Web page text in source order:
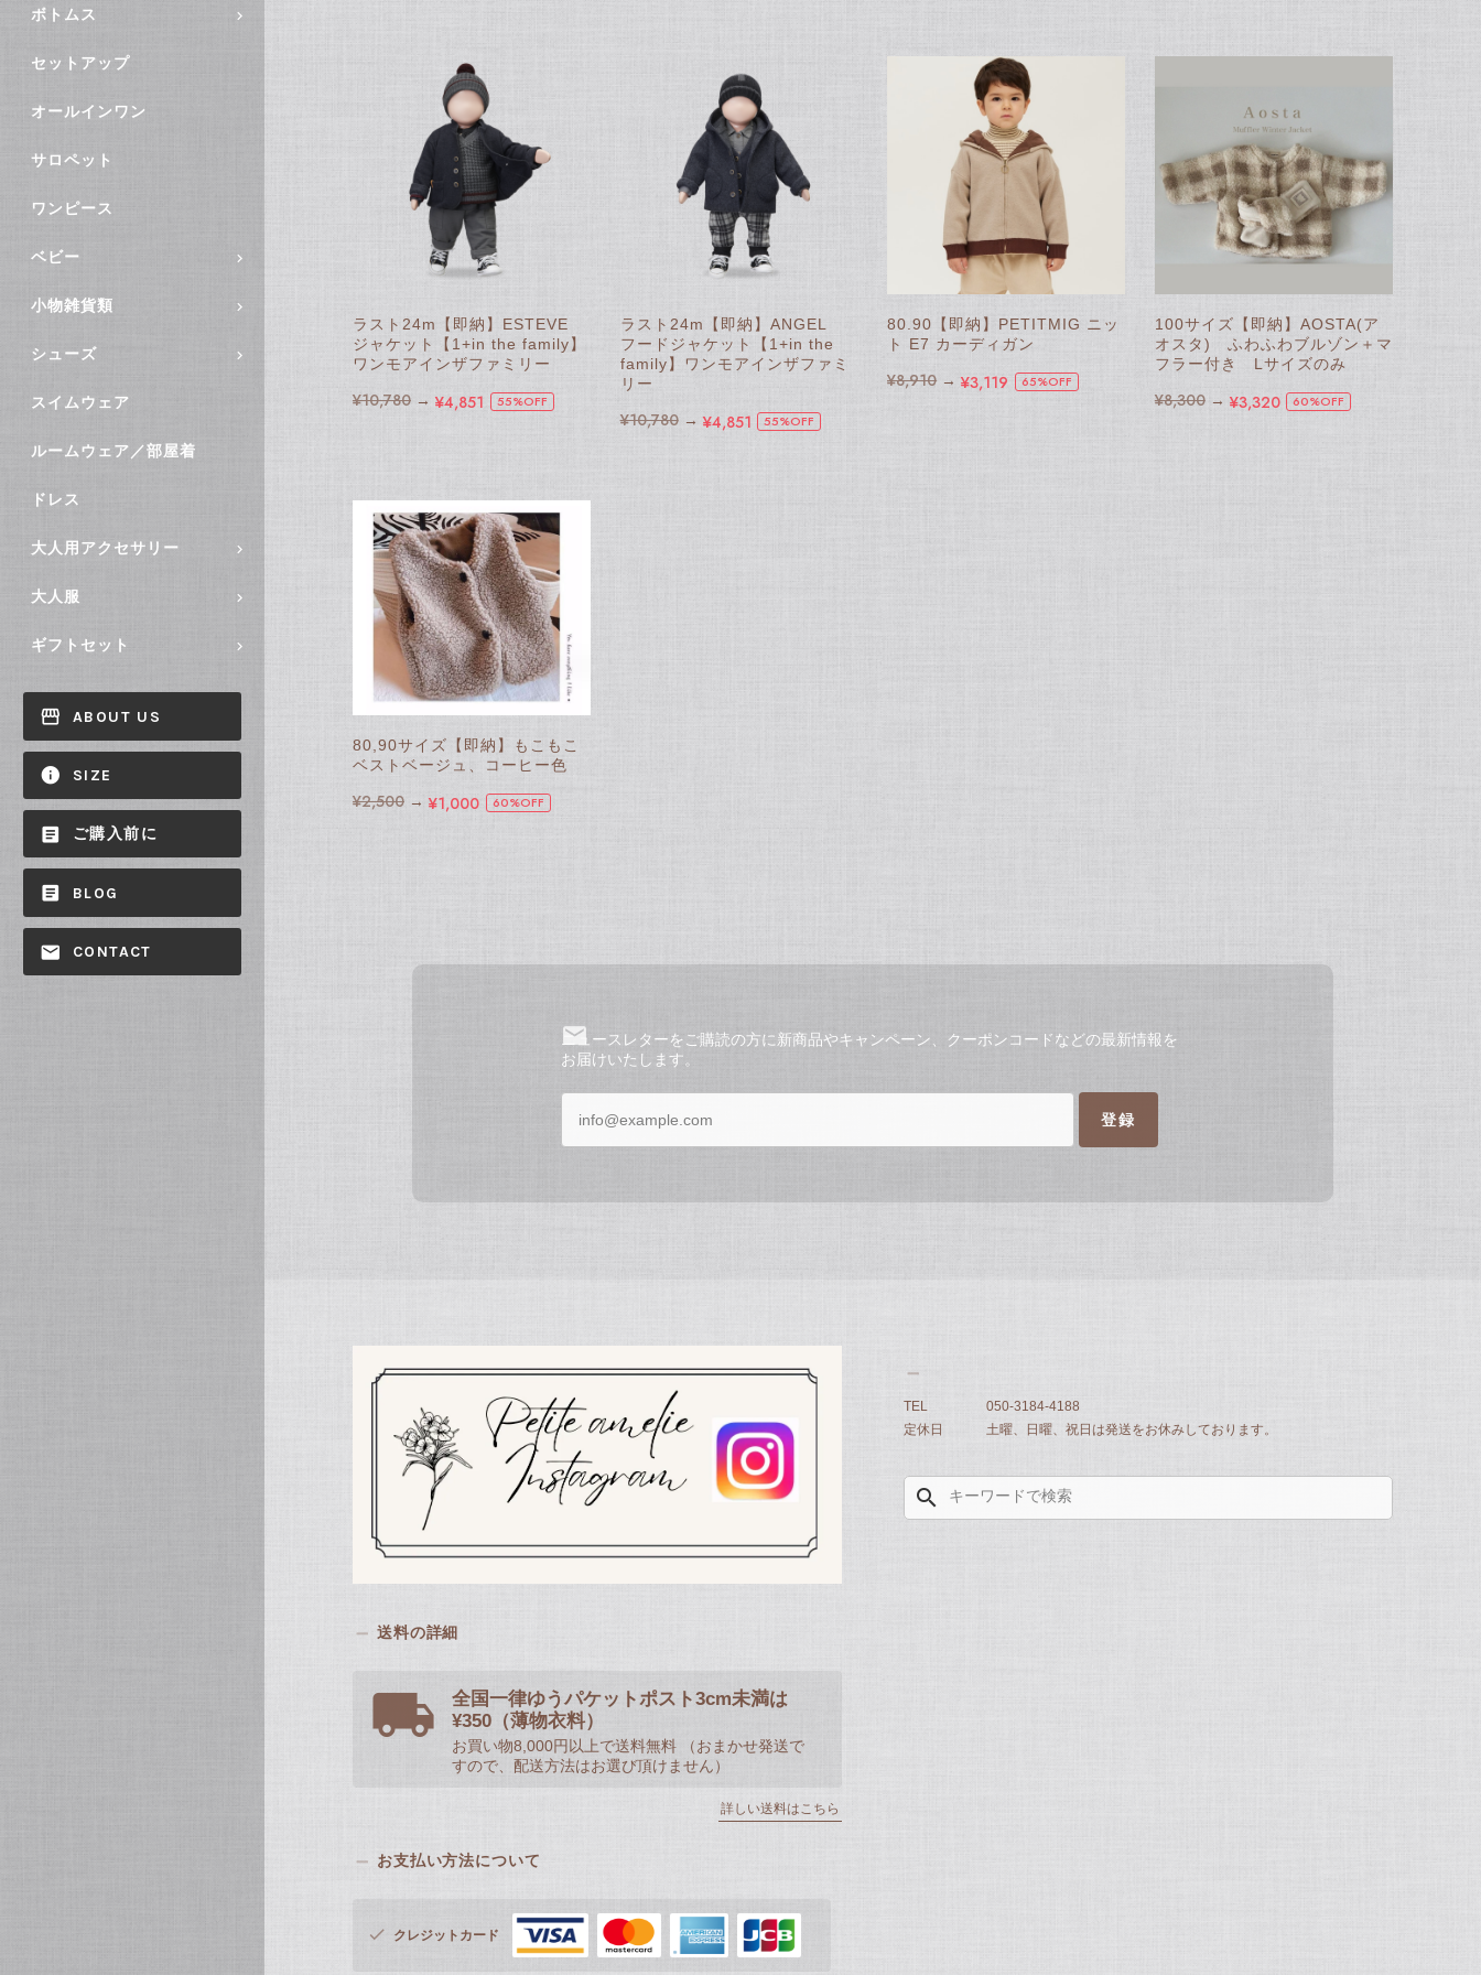
ボトムス
セットアップ
オールインワン
サロペット
ワンピース
ベビー
小物雑貨類
シューズ
スイムウェア
ルームウェア／部屋着
ドレス
大人用アクセサリー
大人服
ギフトセット
ABOUT US
SIZE
ご購入前に
BLOG
CONTACT
ラスト24m【即納】ESTEVE
ジャケット【1+in the family】
ワンモアインザファミリー
¥10,780 → ¥4,851 55%OFF
ラスト24m【即納】ANGEL
フードジャケット【1+in the
family】ワンモアインザファミ
リー
¥10,780→¥4,851 55%OFF
80.90【即納】PETITMIG ニッ
ト E7 カーディガン
¥8,910→¥3,119 65%OFF
100サイズ【即納】AOSTA(ア
オスタ) ふわふわブルゾン＋マ
フラー付き Lサイズのみ
¥8,300→ ¥3,320 60%OFF
80,90サイズ【即納】もこもこ
ベストベージュ、コーヒー色
¥2,500 → ¥1,000 60%OFF
ニュースレターをご購読の方に新商品やキャンペーン、クーポンコードなどの最新情報を
お届けいたします。
登録
送料の詳細
全国一律ゆうパケットポスト3cm未満は
¥350（薄物衣料）
お買い物8,000円以上で送料無料 （おまかせ発送で
すので、配送方法はお選び頂けません）
詳しい送料はこちら
お支払い方法について
クレジットカード
TEL
050-3184-4188
定休日
土曜、日曜、祝日は発送をお休みしております。
search